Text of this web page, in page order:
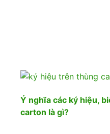
Ý nghĩa các ký hiệu,
carton là gì?